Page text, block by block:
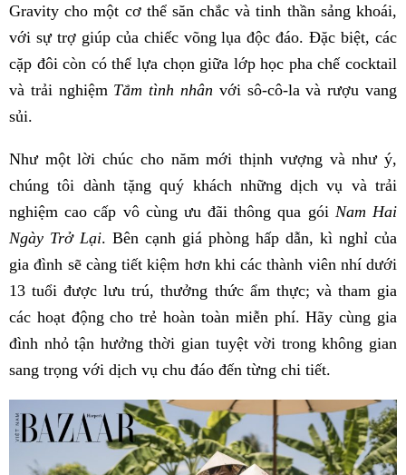
Gravity cho một cơ thể săn chắc và tinh thần sảng khoái,
với sự trợ giúp của chiếc võng lụa độc đáo. Đặc biệt, các
cặp đôi còn có thể lựa chọn giữa lớp học pha chế cocktail
và trải nghiệm Tắm tình nhân với sô-cô-la và rượu vang
sủi.
Như một lời chúc cho năm mới thịnh vượng và như ý,
chúng tôi dành tặng quý khách những dịch vụ và trải
nghiệm cao cấp vô cùng ưu đãi thông qua gói Nam Hai
Ngày Trở Lại. Bên cạnh giá phòng hấp dẫn, kì nghỉ của
gia đình sẽ càng tiết kiệm hơn khi các thành viên nhí dưới
13 tuổi được lưu trú, thưởng thức ẩm thực; và tham gia
các hoạt động cho trẻ hoàn toàn miễn phí. Hãy cùng gia
đình nhỏ tận hưởng thời gian tuyệt vời trong không gian
sang trọng với dịch vụ chu đáo đến từng chi tiết.